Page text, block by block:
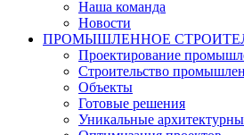
Наша команда
Новости
ПРОМЫШЛЕННОЕ
Проектирование
Строительство
Объекты
Готовые решения
Уникальные